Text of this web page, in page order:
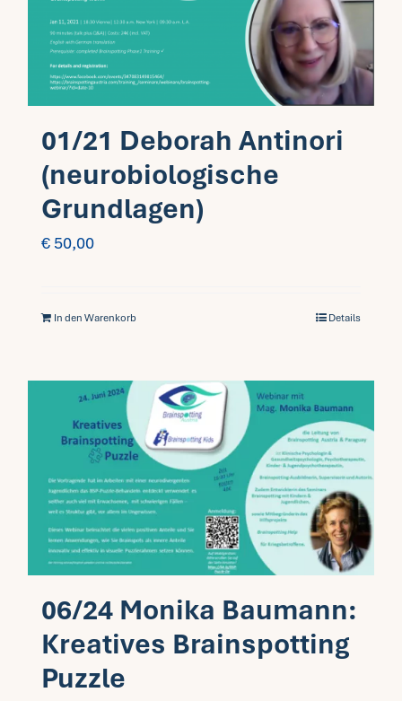
Fragen FAQ
01/21 Deborah Antinori
(neurobiologische
Grundlagen)
€ 50,00
In den Warenkorb Details
06/24 Monika Baumann:
Kreatives Brainspotting
Puzzle